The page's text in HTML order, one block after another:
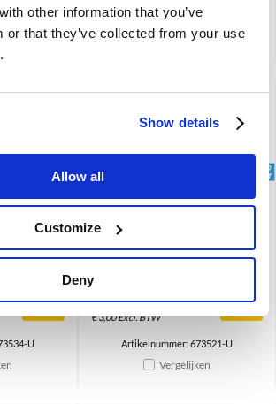
other information that you’ve
or that they’ve collected from your use
Show details
Allow all
Customize
Deny
U Artikelnummer: 673533-U
Vergelijken
brand
U
isolatorring claxon
gebruikt Volvo Amazon
1969-1970 140 673521
€3,00
€3,00Excl. BTW
Artikelnummer: 673521-U
Vergelijken